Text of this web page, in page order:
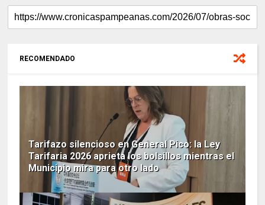
RECOMENDADO
Tarifazo silencioso en General Pico: la Ley
Tarifaria 2026 aprieta los bolsillos mientras el
Municipio mira para otro lado